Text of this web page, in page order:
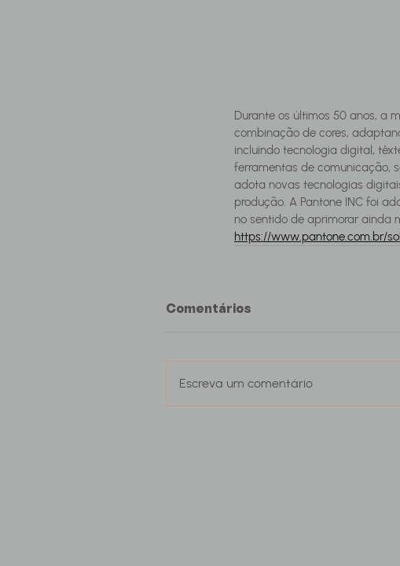
Durante os últimos 50 anos, a
combinação de cores,
incluindo tecnologia digital,
ferramentas de comunicação,
adota novas tecnologias
produção. A Pantone INC foi
no sentido de aprimorar ainda
https://www.pantone.com.br/
Comentários
Escreva um comentário